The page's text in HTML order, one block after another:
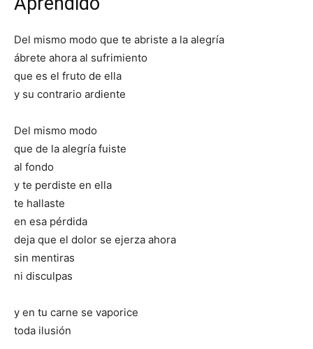
Del mismo modo que te abriste a la alegría
ábrete ahora al sufrimiento
que es el fruto de ella
y su contrario ardiente
Del mismo modo
que de la alegría fuiste
al fondo
y te perdiste en ella
te hallaste
en esa pérdida
deja que el dolor se ejerza ahora
sin mentiras
ni disculpas
y en tu carne se vaporice
toda ilusión